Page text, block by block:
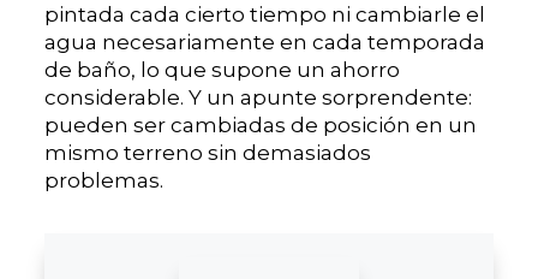
pintada cada cierto tiempo ni cambiarle el
agua necesariamente en cada temporada
de baño, lo que supone un ahorro
considerable. Y un apunte sorprendente:
pueden ser cambiadas de posición en un
mismo terreno sin demasiados
problemas.